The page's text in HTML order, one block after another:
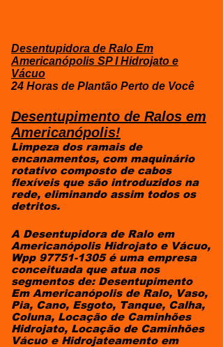
Desentupidora de Ralo Em
Americanópolis SP IHidrojato e
Vácuo
24 Horas de Plantão Perto de Você
Desentupimento de Ralos em
Americanópolis!
Limpeza dos ramais de
encanamentos, com maquinário
rotativo composto de cabos
flexíveis que são introduzidos na
rede, eliminando assim todos os
detritos.
A Desentupidora de Ralo em
Americanópolis Hidrojato e Vácuo,
Wpp 97751-1305é uma empresa
conceituada que atua nos
segmentos de: Desentupimento
Em Americanópolis de Ralo, Vaso,
Pia, Cano, Esgoto, Tanque, Calha,
Coluna, Locação de Caminhões
Hidrojato, Locação de Caminhões
Vácuo e Hidrojateamento em